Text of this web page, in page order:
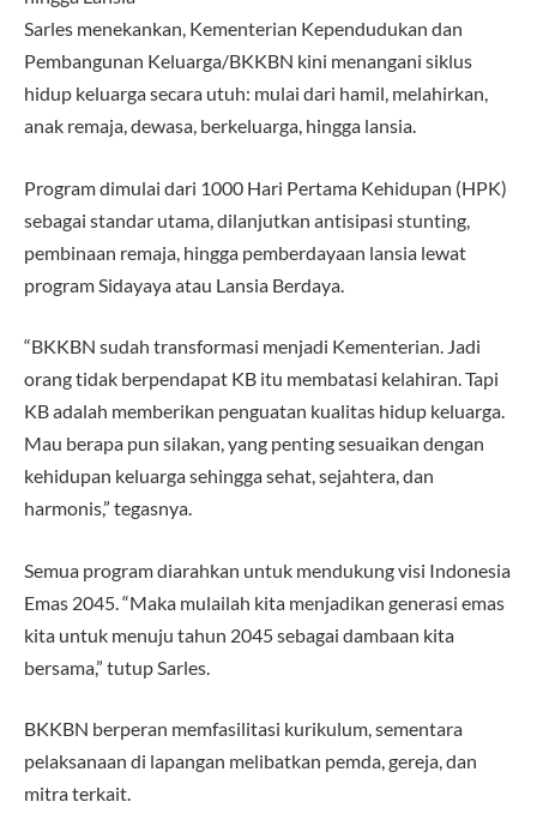
Sarles menekankan, Kementerian Kependudukan dan
Pembangunan Keluarga/BKKBN kini menangani siklus
hidup keluarga secara utuh: mulai dari hamil, melahirkan,
anak remaja, dewasa, berkeluarga, hingga lansia.
Program dimulai dari 1000 Hari Pertama Kehidupan (HPK)
sebagai standar utama, dilanjutkan antisipasi stunting,
pembinaan remaja, hingga pemberdayaan lansia lewat
program Sidayaya atau Lansia Berdaya.
“BKKBN sudah transformasi menjadi Kementerian. Jadi
orang tidak berpendapat KB itu membatasi kelahiran. Tapi
KB adalah memberikan penguatan kualitas hidup keluarga.
Mau berapa pun silakan, yang penting sesuaikan dengan
kehidupan keluarga sehingga sehat, sejahtera, dan
harmonis,” tegasnya.
Semua program diarahkan untuk mendukung visi Indonesia
Emas 2045. “Maka mulailah kita menjadikan generasi emas
kita untuk menuju tahun 2045 sebagai dambaan kita
bersama,” tutup Sarles.
BKKBN berperan memfasilitasi kurikulum, sementara
pelaksanaan di lapangan melibatkan pemda, gereja, dan
mitra terkait.